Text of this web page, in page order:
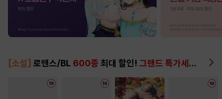
[소설] 로맨스/BL 600종 최대 할인! 그랜드 특가세트